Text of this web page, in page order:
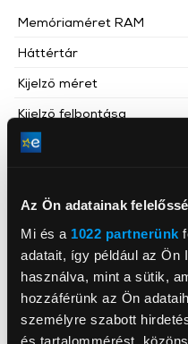
Az Ön adatainak
Mi és a 1022 partnerünk
adatait, így például az Ön
használva, mint a sütik,
hozzáférünk az Ön
személyre szabott
és tartalommérést,
Memóriaméret RAM
Háttértár
Kijelző méret
Kijelző felbontása
Processzor
Főkamera felbontása
Akkumulátor
Hátlapi kamerák száma